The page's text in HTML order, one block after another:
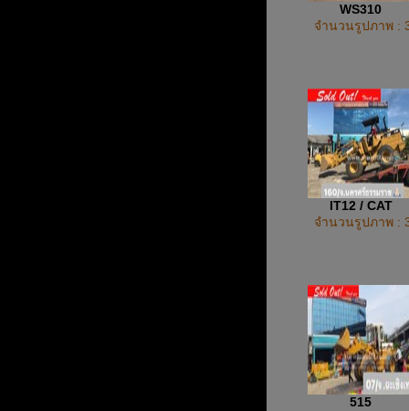
WS310
จำนวนรูปภาพ :
IT12 / CAT
จำนวนรูปภาพ :
515